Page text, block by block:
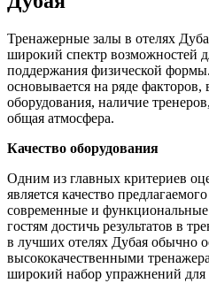
Тренажерные залы в отелях
широкий спектр возможностей
поддержания физической
основывается на ряде факторов,
оборудования, наличие
общая атмосфера.
Качество оборудования
Одним из главных критериев
является качество
современные и
гостям достичь результатов в
в лучших отелях Дубая обычно
высококачественными
широкий набор упражнений